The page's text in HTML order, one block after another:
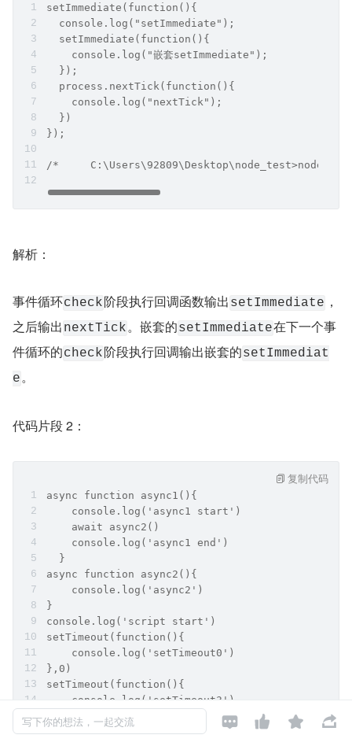
setImmediate(function(){
  console.log("setImmediate");
  setImmediate(function(){
    console.log("嵌套setImmediate");
  });
  process.nextTick(function(){
    console.log("nextTick");
  })
});
/*     C:\Users\92809\Desktop\node_test>node
解析：
事件循环check阶段执行回调函数输出 setImmediate ，
之后输出 nextTick。嵌套的setImmediate在下一个事
件循环的check阶段执行回调输出嵌套的setImmediat
e。
代码片段 2：
async function async1(){
    console.log('async1 start')
    await async2()
    console.log('async1 end')
  }
async function async2(){
    console.log('async2')
}
console.log('script start')
setTimeout(function(){
    console.log('setTimeout0')
},0)
setTimeout(function(){
    console.log('setTimeout3')
},3)
setImmediate(() => console.log('setImmediate'));
复制代码
写下你的想法，一起交流    